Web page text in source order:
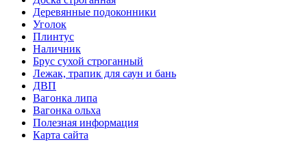
Деревянные подоконники
Уголок
Плинтус
Наличник
Брус сухой строганный
Лежак, трапик для саун и бань
ДВП
Вагонка липа
Вагонка ольха
Полезная информация
Карта сайта